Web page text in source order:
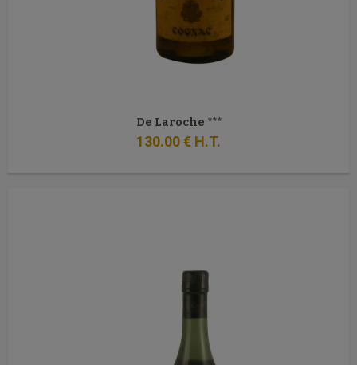
De Laroche ***
130.00€ H.T.